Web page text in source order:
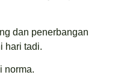
dan penerbangan
hari tadi.
norma.